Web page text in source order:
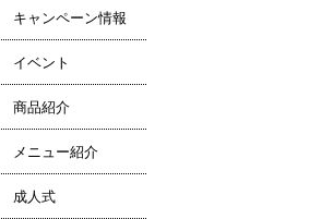
キャンペーン情報
イベント
商品紹介
メニュー紹介
成人式